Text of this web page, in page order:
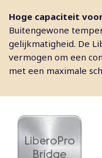
Hoge capaciteit
Buitengewone
gelijkmatigheid. De
vermogen om een
met een maximale